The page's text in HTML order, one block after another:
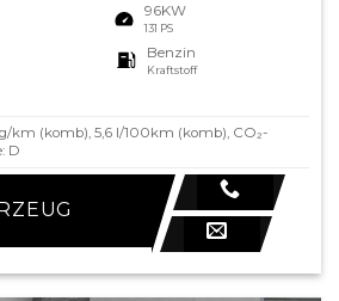
96KW
131 PS
Benzin
Kraftstoff
g/km (komb), 5,6 l/100km (komb), CO₂-
D